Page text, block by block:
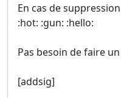
En cas de
:hot: :gun: :hello:
Pas besoin de faire
[addsig]